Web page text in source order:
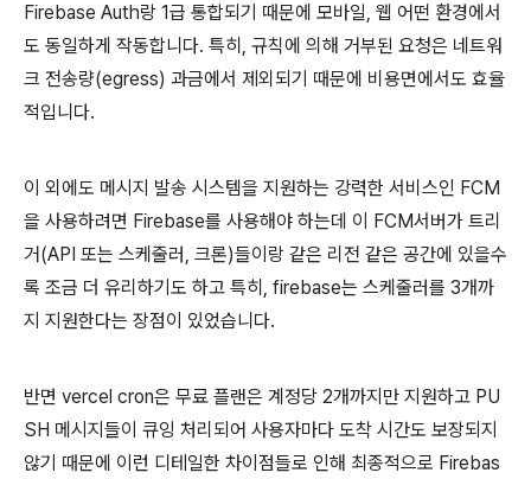
Firebase Auth랑 1급 통합되기 때문에 모바일, 웹 어떤 환경에서
도 동일하게 작동합니다. 특히, 규칙에 의해 거부된 요청은 네트워
크 전송량(egress) 과금에서 제외되기 때문에 비용면에서도 효율
적입니다.
이 외에도 메시지 발송 시스템을 지원하는 강력한 서비스인 FCM
을 사용하려면 Firebase를 사용해야 하는데 이 FCM서버가 트리
거(API 또는 스케줄러, 크론)들이랑 같은 리전 같은 공간에 있을수
록 조금 더 유리하기도 하고 특히, firebase는 스케줄러를 3개까
지 지원한다는 장점이 있었습니다.
반면 vercel cron은 무료 플랜은 계정당 2개까지만 지원하고 PU
SH 메시지들이 큐잉 처리되어 사용자마다 도착 시간도 보장되지
않기 때문에 이런 디테일한 차이점들로 인해 최종적으로 Firebas